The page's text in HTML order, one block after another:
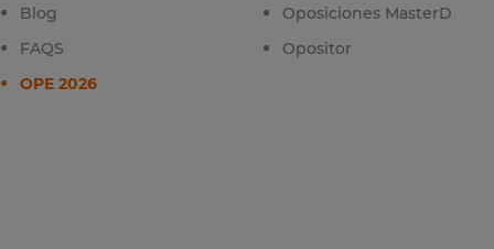
Blog
FAQS
OPE 2026
Oposiciones MasterD
Opositor